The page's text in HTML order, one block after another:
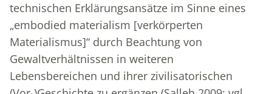
technischen Erklärungsansätze im Sinne eines
„embodied materialism [verkörperten
Materialismus]“ durch Beachtung von
Gewaltverhältnissen in weiteren
Lebensbereichen und ihrer zivilisatorischen